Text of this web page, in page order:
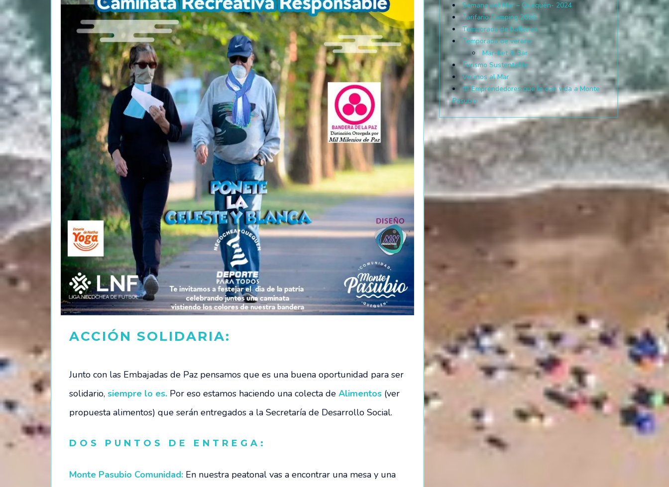
ACCIÓN SOLIDARIA:
Junto con las Embajadas de Paz pensamos que es una buena oportunidad para ser
solidario, siempre lo es. Por eso estamos haciendo una colecta de Alimentos (ver
propuesta alimentos) que serán entregados a la Secretaría de Desarrollo Social.
DOS PUNTOS DE ENTREGA:
Monte Pasubio Comunidad: En nuestra peatonal vas a encontrar una mesa y una
Semana del Mar – Quequén- 2024
Tarifario Camping 2026
Temporada de ballenas
Temporada de verano
Mar-Ket & Bar
Turismo Sustentable
Vecinos al Mar
🤲 Emprendedores que le dan vida a Monte
Pasubio